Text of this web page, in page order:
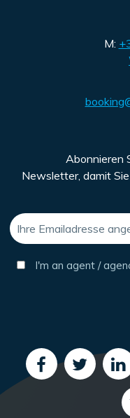
M:
Abonnieren
Newsletter, damit
I'm an agent /